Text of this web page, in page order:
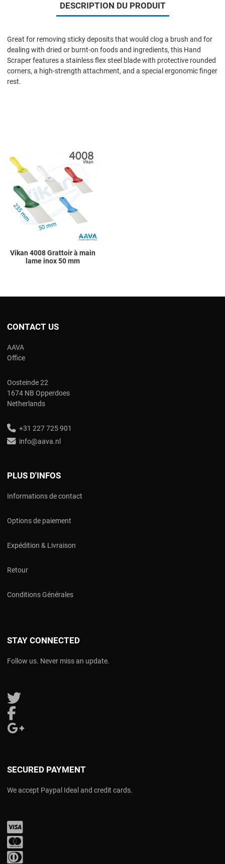
DESCRIPTION DU PRODUIT
Great for removing sticky deposits that would clog a brush and for
dealing with dried or burnt-on foods and ingredients, this Hand
Scraper features a stainless flex steel blade with protective rounded
corners, a high-strength attachment, and a special ergonomic finger
rest.
Vikan 4008 Grattoir à main
lame inox 50 mm
CONTACT US
AAVA
Office
Oosteinde 22
1674 NB Opperdoes
Netherlands
+31 227 725 901
info@aava.nl
PLUS D'INFOS
Informations de contact
Options de paiement
Expédition & Livraison
Retour
Conditions Générales
STAY CONNECTED
Follow us. Never miss an update.
Follow us on Twitter
SECURED PAYMENT
We accept Paypal Ideal and credit cards.
Visa
Mastercard
Diners Club